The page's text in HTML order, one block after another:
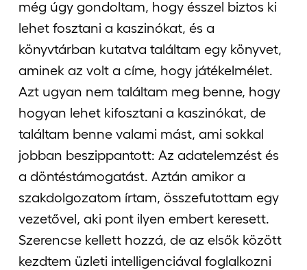
még úgy gondoltam, hogy ésszel biztos ki
lehet fosztani a kaszinókat, és a
könyvtárban kutatva találtam egy könyvet,
aminek az volt a címe, hogy játékelmélet.
Azt ugyan nem találtam meg benne, hogy
hogyan lehet kifosztani a kaszinókat, de
találtam benne valami mást, ami sokkal
jobban beszippantott: Az adatelemzést és
a döntéstámogatást. Aztán amikor a
szakdolgozatom írtam, összefutottam egy
vezetővel, aki pont ilyen embert keresett.
Szerencse kellett hozzá, de az elsők között
kezdtem üzleti intelligenciával foglalkozni